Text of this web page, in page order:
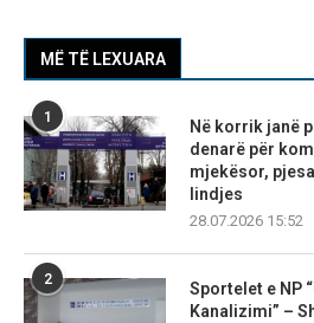
MË TË LEXUARA
1
Në korrik janë
denarë për
mjekësor,
lindjes
28.07.2026 15:52
2
Sportelet e NP
Kanalizimi” –